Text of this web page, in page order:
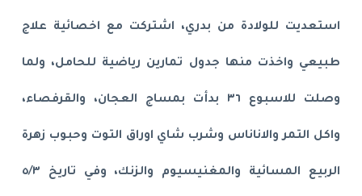
استعديت للولادة من بدري، اشتركت مع اخصائية علاج
طبيعي واخذت منها جدول تمارين رياضية للحامل، ولما
وصلت للاسبوع ٣٦ بدأت بمساج العجان، والقرفصاء،
واكل التمر والاناناس وشرب شاي اوراق التوت وحبوب زهرة
الربيع المسائية والمغنيسيوم والزنك، وفي تاريخ ٥/٣